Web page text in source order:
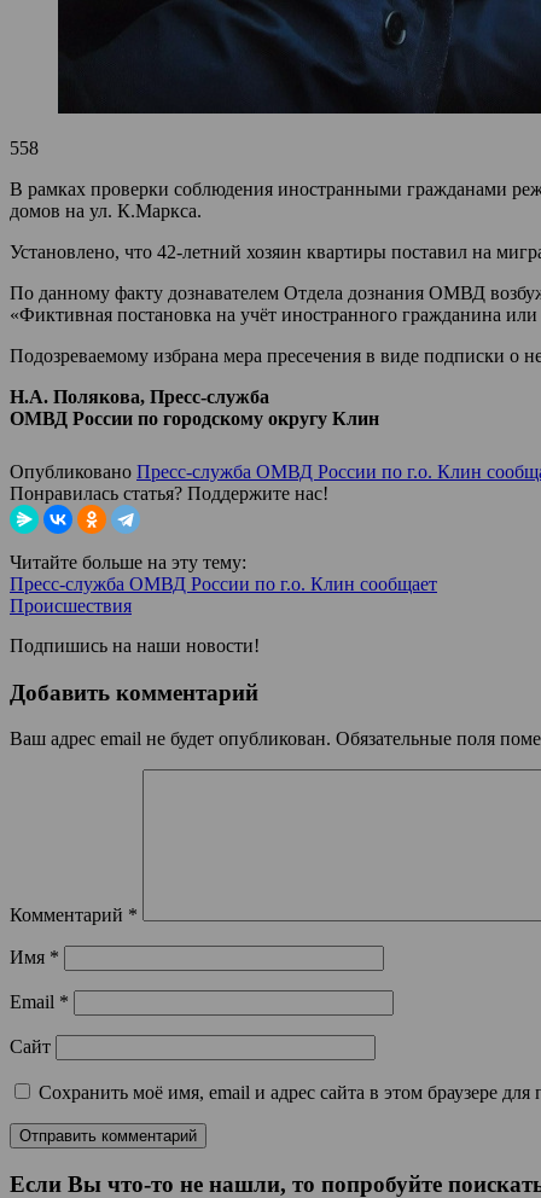
558
В рамках проверки соблюдения иностранными гражданами
домов на ул. К.Маркса.
Установлено, что 42-летний хозяин квартиры поставил на
По данному факту дознавателем Отдела дознания ОМВД
«Фиктивная постановка на учёт иностранного гражданина
Подозреваемому избрана мера пресечения в виде подписки о
Н.А. Полякова, Пресс-служба
ОМВД России по городскому округу Клин
Опубликовано Пресс-служба ОМВД России по г.о. Клин
Понравилась статья? Поддержите нас!
Читайте больше на эту тему:
Пресс-служба ОМВД России по г.о. Клин сообщает
Происшествия
Подпишись на наши новости!
Добавить комментарий
Ваш адрес email не будет опубликован. Обязательные поля
Комментарий *
Имя *
Email *
Сайт
Сохранить моё имя, email и адрес сайта в этом браузере
Если Вы что-то не нашли, то попробуйте